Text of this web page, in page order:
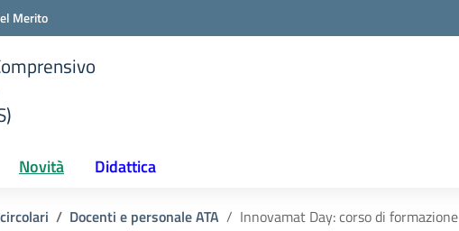
Merito
Novità Didattica
Docenti e personale ATA Innovamat Day: corso di formazione